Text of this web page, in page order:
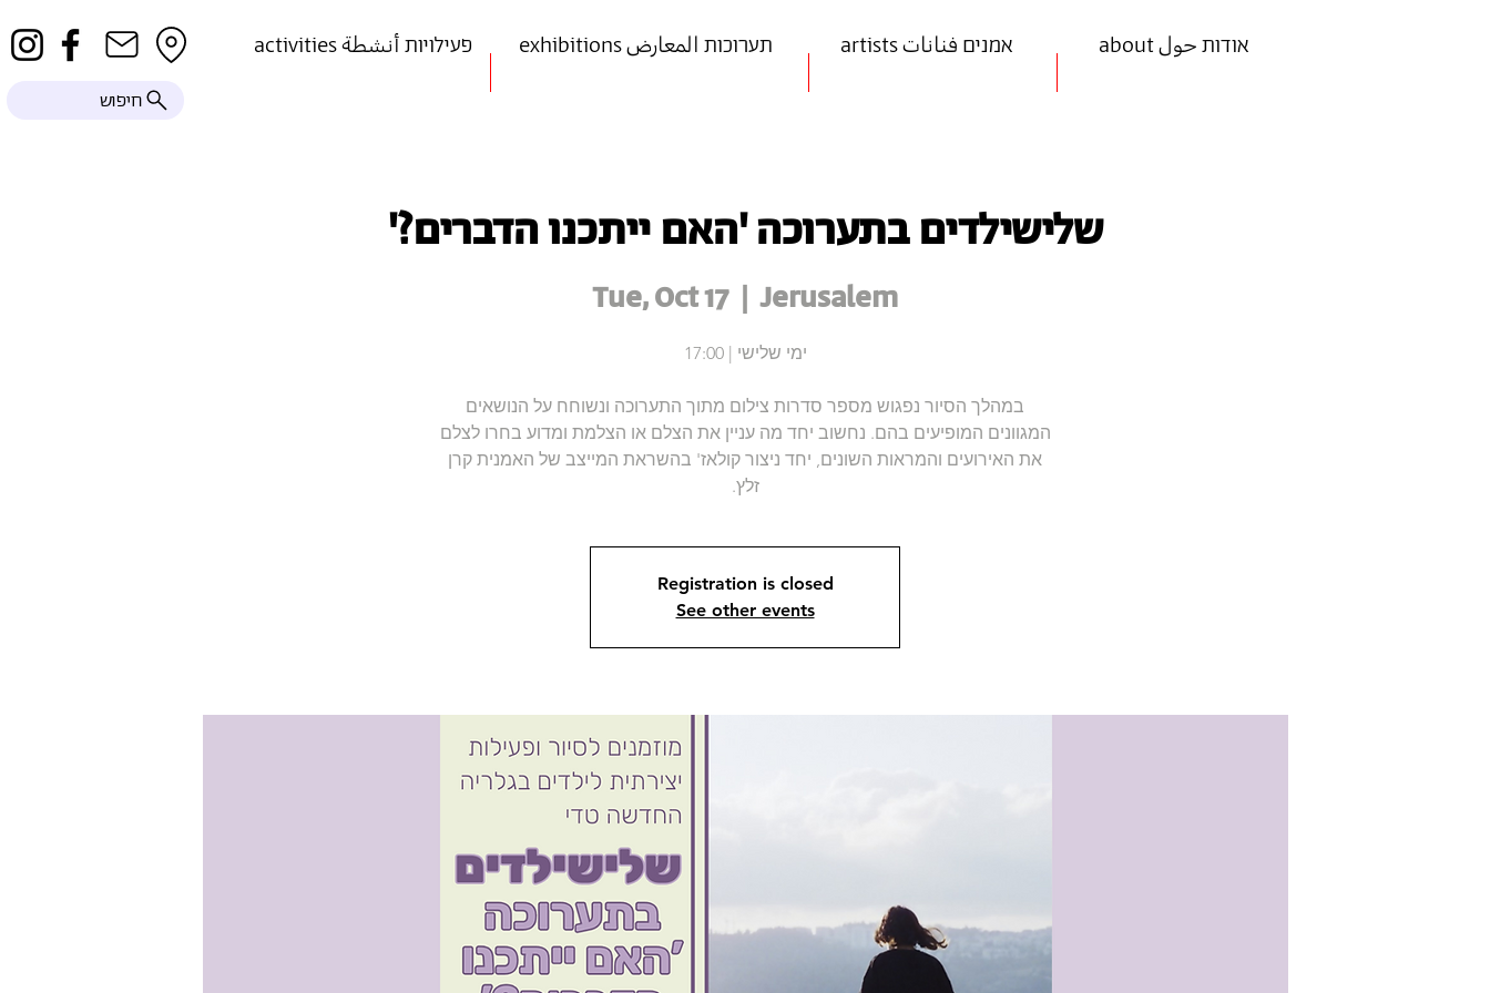
חיפוש
activities פעילויות أنشطة exhibitions תערוכות المعارض artists אמנים فنانات about אודות حول
שלישילדים בתערוכה 'האם ייתכנו הדברים?'
Tue, Oct 17
  |
Jerusalem
במהלך הסיור נפגוש מספר סדרות צילום מתוך התערוכה ונשוחח על הנושאים
המגוונים המופיעים בהם. נחשוב יחד מה עניין את הצלם או הצלמת ומדוע בחרו לצלם
את האירועים והמראות השונים, יחד ניצור קולאז' בהשראת המייצב של האמנית קרן
זלץ.
Registration is closed
See other events